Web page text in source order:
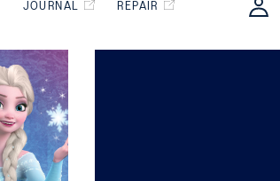
JOURNAL REPAIR